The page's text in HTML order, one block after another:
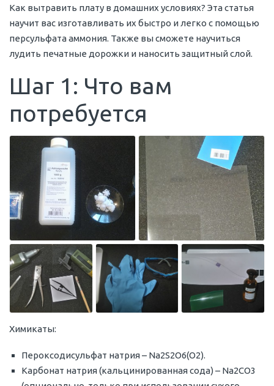
Как вытравить плату в домашних условиях? Эта статья
научит вас изготавливать их быстро и легко с помощью
персульфата аммония. Также вы сможете научиться
лудить печатные дорожки и наносить защитный слой.
Шаг 1: Что вам
потребуется
Химикаты:
Пероксодисульфат натрия – Na2S2O6(O2).
Карбонат натрия (кальцинированная сода) – Na2CO3